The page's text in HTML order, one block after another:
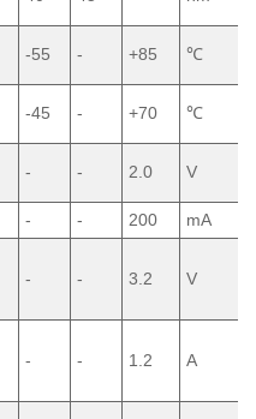
-55 - +85 ℃
-45 - +70 ℃
- - 2.0 V
- - 200
mA
- - 3.2 V
- - 1.2 A